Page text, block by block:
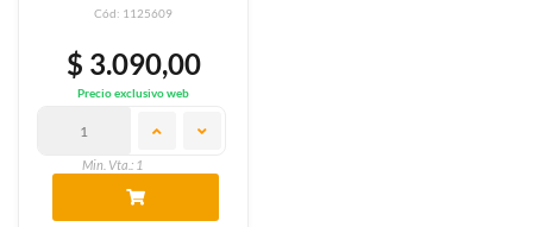
Cód: 1125609
$ 3.090,00
Precio exclusivo web
Min. Vta.: 1